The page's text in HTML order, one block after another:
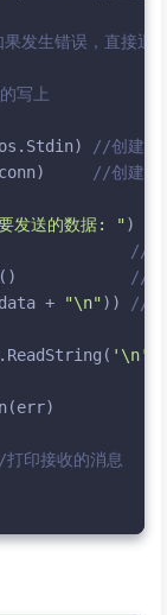
发生错误，直接退
写上
//创建 一
//创建 一
发送的数据: "
//
//
+ "\n" )) //
'\n'
印接收的消息